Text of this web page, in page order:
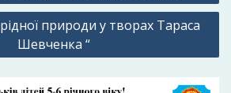
природи у творах Тараса
Шевченка “